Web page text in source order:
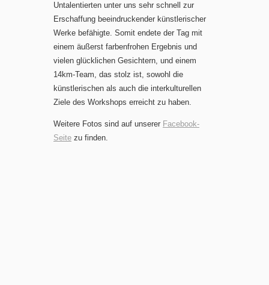
Untalentierten unter uns sehr schnell zur
Erschaffung beeindruckender künstlerischer
Werke befähigte. Somit endete der Tag mit
einem äußerst farbenfrohen Ergebnis und
vielen glücklichen Gesichtern, und einem
14km-Team, das stolz ist, sowohl die
künstlerischen als auch die interkulturellen
Ziele des Workshops erreicht zu haben.
Weitere Fotos sind auf unserer Facebook-
Seite zu finden.